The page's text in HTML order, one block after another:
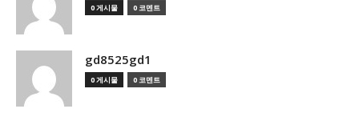
0 게시물 0 코멘트
gd8525gd1
0 게시물 0 코멘트